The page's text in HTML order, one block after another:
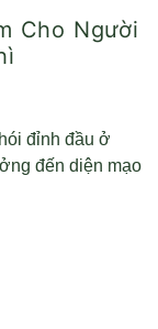
Cho Người
đỉnh đầu ở
đến diện mạo